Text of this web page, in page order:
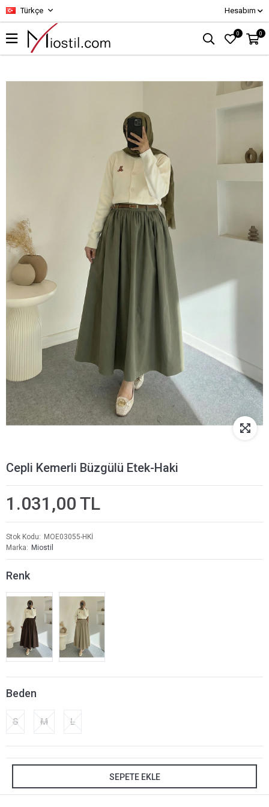
Türkçe Hesabım
0 0
Cepli Kemerli Büzgülü Etek-Haki
1.031,00 TL
Stok Kodu
MOE03055-HKİ
Marka
Miostil
Renk
Beden
S M L
SEPETE EKLE